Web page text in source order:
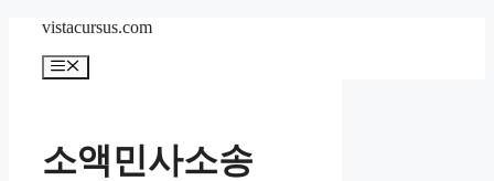
content
vistacursus.com
Menu
소액민사소송